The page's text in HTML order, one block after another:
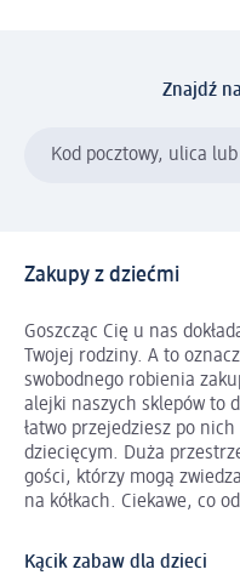
Znajdź
Kod pocztowy, ulica
Zakupy z dziećmi
Goszcząc Cię u nas
Twojej rodziny. A to
swobodnego robienia
alejki naszych sklepów to
łatwo przejedziesz po
dziecięcym. Duża
gości, którzy mogą
na kółkach. Ciekawe, co
Kącik zabaw dla dzieci